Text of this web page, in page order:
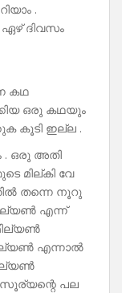
.
ഏഴ് ദിവസം
കഥ
ഒരു കഥയും
കൂടി ഇല്ല .
. ഒരു അതി
മില്കി വേ
തന്നെ നൂറു
എന്ന്
എന്നാൽ
പല